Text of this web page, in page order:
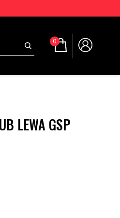
0
LEWA GSP